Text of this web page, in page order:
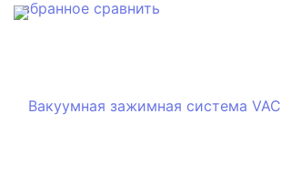
избранное сравнить